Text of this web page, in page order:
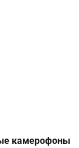
камерофоны